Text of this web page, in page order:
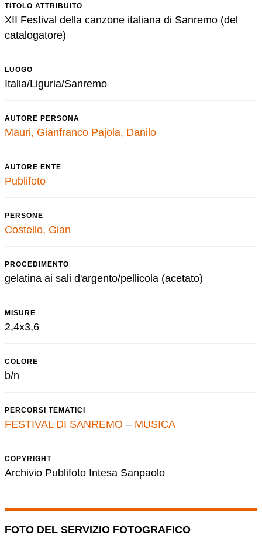
TITOLO ATTRIBUITO
XII Festival della canzone italiana di Sanremo (del
catalogatore)
LUOGO
Italia/Liguria/Sanremo
AUTORE PERSONA
Mauri, Gianfranco Pajola, Danilo
AUTORE ENTE
Publifoto
PERSONE
Costello, Gian
PROCEDIMENTO
gelatina ai sali d'argento/pellicola (acetato)
MISURE
2,4x3,6
COLORE
b/n
PERCORSI TEMATICI
FESTIVAL DI SANREMO – MUSICA
COPYRIGHT
Archivio Publifoto Intesa Sanpaolo
FOTO DEL SERVIZIO FOTOGRAFICO